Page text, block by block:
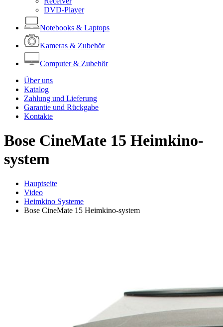
DVD-Player
Notebooks & Laptops
Kameras & Zubehör
Computer & Zubehör
Über uns
Katalog
Zahlung und Lieferung
Garantie und Rückgabe
Kontakte
Bose CineMate 15 Heimkino-
system
Hauptseite
Video
Heimkino Systeme
Bose CineMate 15 Heimkino-system